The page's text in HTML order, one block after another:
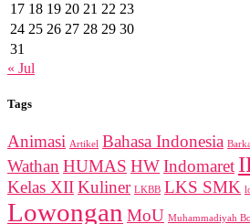
17 18 19 20 21 22 23
24 25 26 27 28 29 30
31
« Jul
Tags
Animasi Artikel Bahasa Indonesia
Wathan HUMAS HWIndomaret
Kelas XIIKuliner LKBB LKS SMK
Lowongan MoU Muhammadiyah